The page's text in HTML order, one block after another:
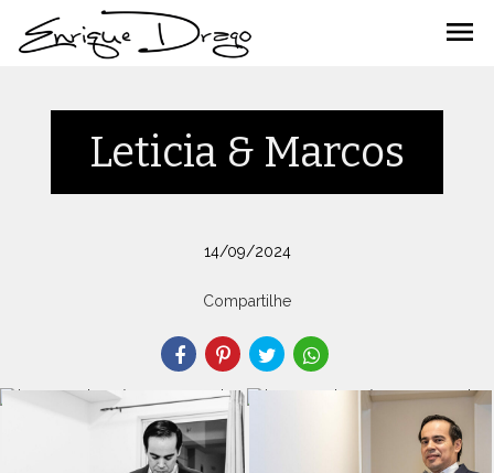
menu
Leticia & Marcos
14/09/2024
Compartilhe